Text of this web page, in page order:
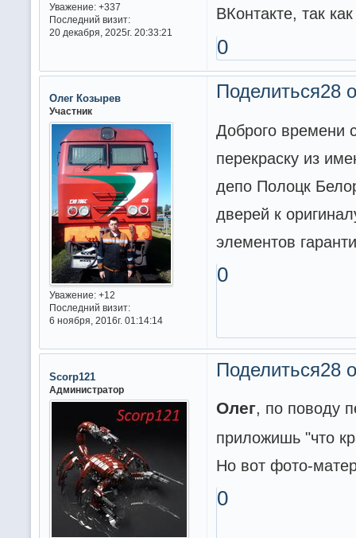
Уважение: +337
Последний визит:
20 декабря, 2025г. 20:33:21
ВКонтакте, так
0
Поделиться28
Олег Козырев
Участник
Уважение: +12
Последний визит:
6 ноября, 2016г. 01:14:14
Доброго времени
перекраску из
депо Полоцк
дверей к
элементов
0
Поделиться28
Scorp121
Администратор
Олег, по поводу
приложишь "что
Но вот фото-
0